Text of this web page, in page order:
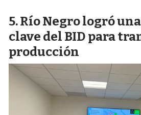
Río Negro logró
clave del BID para
producción